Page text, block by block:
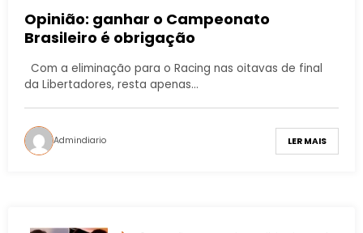
Opinião: ganhar o Campeonato
Brasileiro é obrigação
Com a eliminação para o Racing nas oitavas de final
da Libertadores, resta apenas…
Admindiario LER MAIS